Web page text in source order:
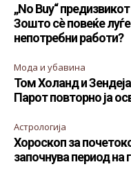
„No Buy“
Зошто сè повеќе
непотребни работи?
Мода и убавина
Том Холанд и
Парот повторно ја
Астрологија
Хороскоп за
започнува период